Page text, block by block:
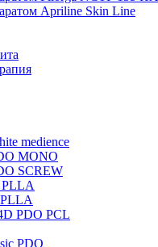
Apriline Skin Line
medience
MONO
SCREW
PDO PCL
PDO